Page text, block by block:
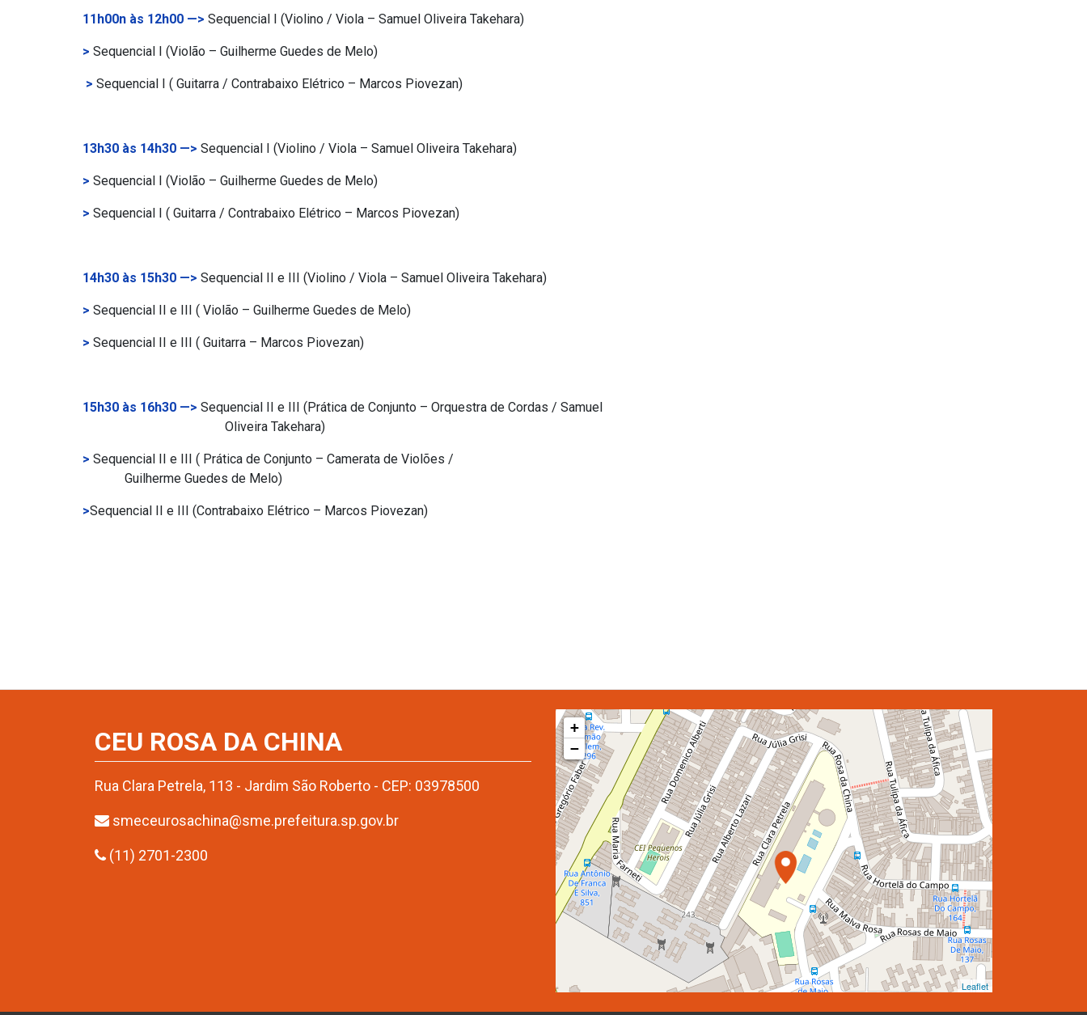
11h00n às 12h00 —> Sequencial I (Violino / Viola – Samuel Oliveira Takehara)
> Sequencial I (Violão – Guilherme Guedes de Melo)
> Sequencial I ( Guitarra / Contrabaixo Elétrico – Marcos Piovezan)
13h30 às 14h30 —> Sequencial I (Violino / Viola – Samuel Oliveira Takehara)
> Sequencial I (Violão – Guilherme Guedes de Melo)
> Sequencial I ( Guitarra / Contrabaixo Elétrico – Marcos Piovezan)
14h30 às 15h30 —> Sequencial II e III (Violino / Viola – Samuel Oliveira Takehara)
> Sequencial II e III ( Violão – Guilherme Guedes de Melo)
> Sequencial II e III ( Guitarra – Marcos Piovezan)
15h30 às 16h30 —> Sequencial II e III (Prática de Conjunto – Orquestra de Cordas / Samuel
Oliveira Takehara)
> Sequencial II e III ( Prática de Conjunto – Camerata de Violões /
Guilherme Guedes de Melo)
>Sequencial II e III (Contrabaixo Elétrico – Marcos Piovezan)
CEU ROSA DA CHINA
Rua Clara Petrela, 113 - Jardim São Roberto - CEP: 03978500
smeceurosachina@sme.prefeitura.sp.gov.br
(11) 2701-2300
+
−
Leaflet